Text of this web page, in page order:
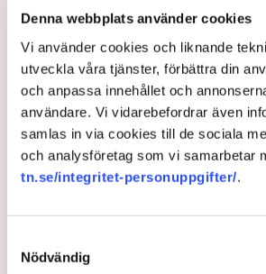
Denna webbplats använder cookies
Vi använder cookies och liknande
utveckla våra tjänster, förbättra din
och anpassa innehållet och
användare. Vi vidarebefordrar även
samlas in via cookies till de sociala
och analysföretag som vi samarbetar
tn.se/integritet-personuppgifter/.
Nödvändig